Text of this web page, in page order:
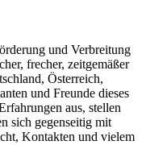
und Verbreitung
frecher, zeitgemäßer
Österreich,
und Freunde dieses
aus, stellen
sich gegenseitig mit
Kontakten und vielem